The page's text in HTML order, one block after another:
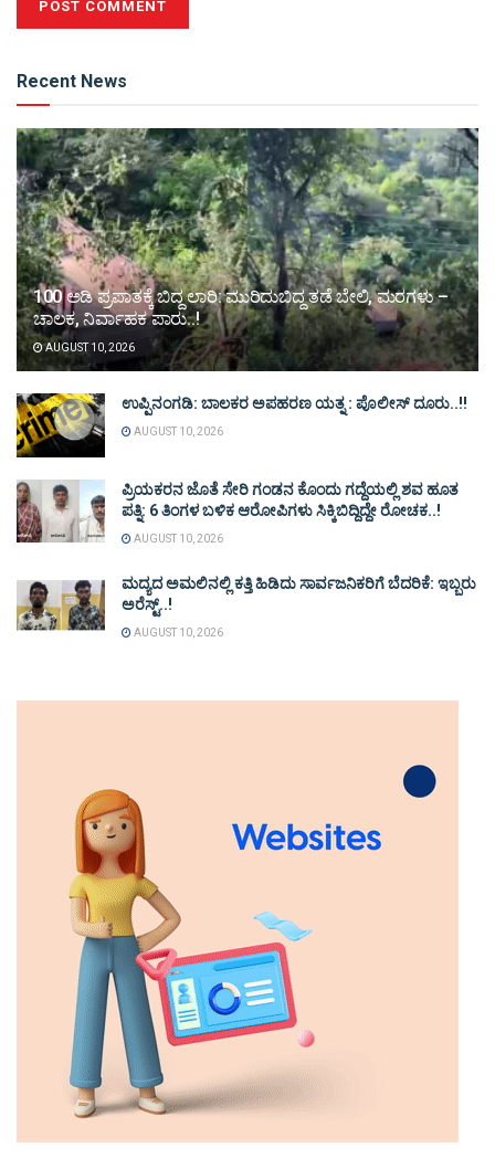
Recent News
100 ಅಡಿ ಪ್ರಪಾತಕ್ಕೆ ಬಿದ್ದ ಲಾರಿ: ಮುರಿದುಬಿದ್ದ ತಡೆ ಬೇಲಿ, ಮರಗಳು –
ಚಾಲಕ, ನಿರ್ವಾಹಕ ಪಾರು..!
AUGUST 10, 2026
ಉಪ್ಪಿನಂಗಡಿ: ಬಾಲಕರ ಅಪಹರಣ ಯತ್ನ : ಪೊಲೀಸ್ ದೂರು..!!
AUGUST 10, 2026
ಪ್ರಿಯಕರನ ಜೊತೆ ಸೇರಿ ಗಂಡನ ಕೊಂದು ಗದ್ದೆಯಲ್ಲಿ ಶವ ಹೂತ
ಪತ್ನಿ: 6 ತಿಂಗಳ ಬಳಿಕ ಆರೋಪಿಗಳು ಸಿಕ್ಕಿಬಿದ್ದಿದ್ದೇ ರೋಚಕ..!
AUGUST 10, 2026
ಮದ್ಯದ ಅಮಲಿನಲ್ಲಿ ಕತ್ತಿ ಹಿಡಿದು ಸಾರ್ವಜನಿಕರಿಗೆ ಬೆದರಿಕೆ: ಇಬ್ಬರು
ಅರೆಸ್ಟ್..!
AUGUST 10, 2026